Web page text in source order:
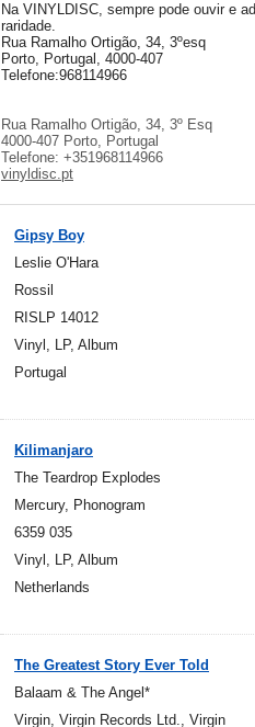
Na VINYLDISC, sempre pode ouvir e
raridade.
Rua Ramalho Ortigão, 34, 3ºesq
Porto, Portugal, 4000-407
Telefone:968114966
Rua Ramalho Ortigão, 34, 3º Esq
4000-407 Porto, Portugal
Telefone: +351968114966
vinyldisc.pt
Gipsy Boy
Leslie O'Hara
Rossil
RISLP 14012
Vinyl, LP, Album
Portugal
Kilimanjaro
The Teardrop Explodes
Mercury, Phonogram
6359 035
Vinyl, LP, Album
Netherlands
The Greatest Story Ever Told
Balaam & The Angel*
Virgin, Virgin Records Ltd., Virgin